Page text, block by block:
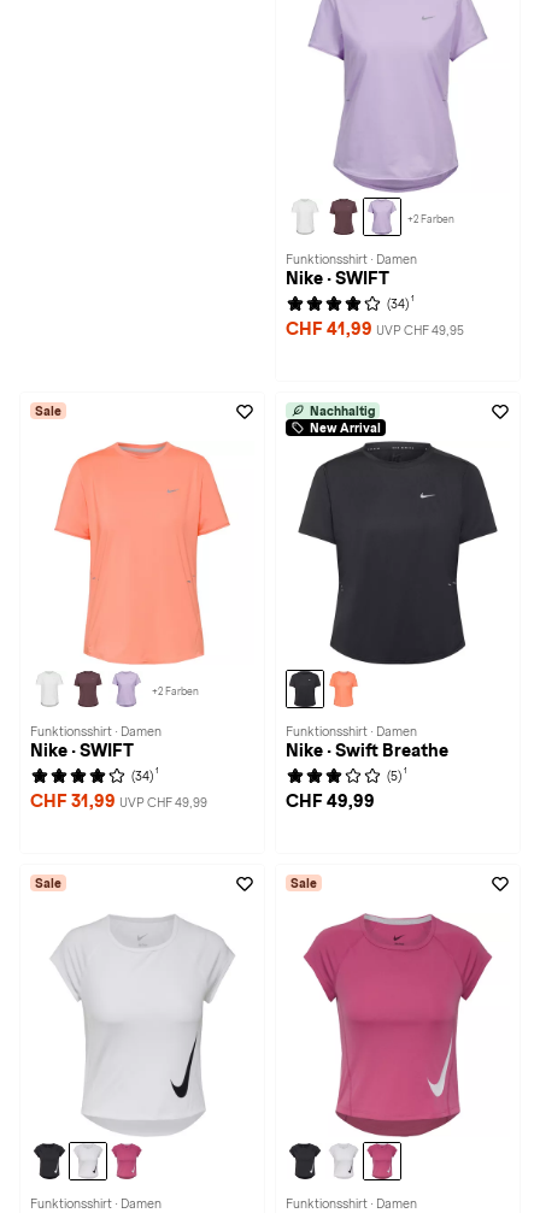
+2 Farben
Funktionsshirt · Damen
Nike · SWIFT
(34) 1
CHF 41,99 UVP CHF 49,95
Sale
+2 Farben
Funktionsshirt · Damen
Nike · SWIFT
(34) 1
CHF 31,99 UVP CHF 49,99
Nachhaltig
New Arrival
Funktionsshirt · Damen
Nike · Swift Breathe
(5) 1
CHF 49,99
Sale
Funktionsshirt · Damen
Sale
Funktionsshirt · Damen